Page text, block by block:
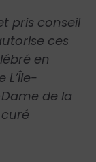
pris conseil
ces
en
L’Île-
de la